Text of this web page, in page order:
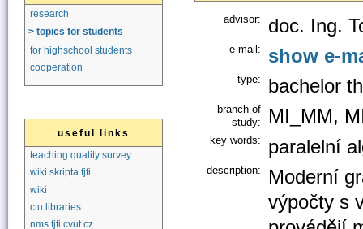
advisor: doc. Ing.
e-mail: show e-
type: bachelor
branch of
study:
MI_MM,
key words: paralelní
description:
Moderní
výpočty s
research
> topics for students
for highschool students
cooperation
useful links
teaching quality survey
wiki skripta fjfi
wiki
ctu libraries
nms.fjfi.cvut.cz